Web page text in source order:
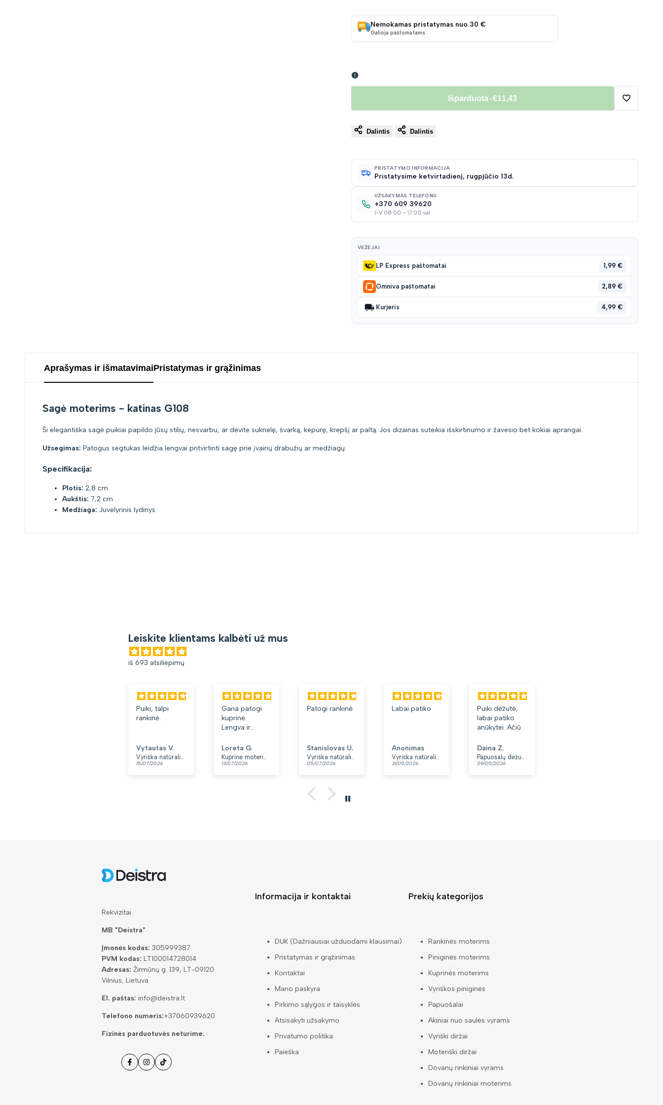
Nemokamas pristatymas nuo 30 €
Galioja paštomatams
Išparduota-€11,43
Pridėti
norų
sąrašą
Dalintis Dalintis
PRISTATYMO INFORMACIJA
Pristatysime ketvirtadienį, rugpjūčio 13d.
UŽSAKYMAS TELEFONU
+370 609 39620
I-V 08:00 – 17:00 val.
VEŽĖJAI
LP Express paštomatai 1,99 €
Omniva paštomatai 2,89 €
Kurjeris 4,99 €
Aprašymas ir išmatavimaiPristatymas ir grąžinimas
Sagė moterims - katinas G108
Ši elegantiška sagė puikiai papildo jūsų stilių, nesvarbu, ar dėvite suknelę, švarką, kepurę, krepšį ar paltą. Jos dizainas suteikia išskirtinumo ir žavesio bet kokiai aprangai.
Užsegimas: Patogus segtukas leidžia lengvai pritvirtinti sagę prie įvairių drabužių ar medžiagų.
Specifikacija:
Plotis: 2,8 cm
Aukštis: 7,2 cm
Medžiaga: Juvelyrinis lydinys
Leiskite klientams kalbėti už mus
iš 693 atsiliepimų
Puiki, talpi
rankinė.
Vytautas V.
15/07/2026
Gana patogi
kuprinė.
Lengva ir
Patinka, kad
yra du skyriai.
👍
Loreta G.
13/07/2026
Patogi rankinė
Stanislovas U.
05/07/2026
Labai patiko
Anonimas
31/05/2026
Puiki dėžutė,
labai patiko
anūkytei. Ačiū
Daina Z.
09/05/2026
Rekvizitai
MB "Deistra"
Įmonės kodas: 305999387
PVM kodas: LT100014728014
Adresas: Žirmūnų g. 139, LT-09120
Vilnius, Lietuva
El. paštas: info@deistra.lt
Telefono numeris:+37060939620
Fizinės parduotuvės neturime.
FacebookInstagramas
Tiktok
Informacija ir kontaktai
DUK (Dažniausiai užduodami klausimai)
Pristatymas ir grąžinimas
Kontaktai
Mano paskyra
Pirkimo sąlygos ir taisyklės
Atsisakyti užsakymo
Privatumo politika
Paieška
Prekių kategorijos
Rankinės moterims
Piniginės moterims
Kuprinės moterims
Vyriškos piniginės
Papuošalai
Akiniai nuo saulės vyrams
Vyriški diržai
Moteriški diržai
Dovanų rinkiniai vyrams
Dovanų rinkiniai moterims